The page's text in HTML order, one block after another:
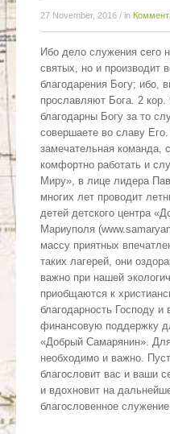
27 November, 2016 / in
Ибо дело служения сего
святых, но и производит
благодарения Богу; ибо,
прославляют Бога. 2
благодарны Богу за то
совершаете во славу
замечательная команда,
комфортно работать и
Миру», в лице лидера
многих лет проводит
детей детского центра
Мариуполя
массу приятных
таких лагерей, они
важно при нашей
приобщаются к
благодарность Господу
финансовую поддержку
«Добрый Самарянин».
необходимо и важно.
благословит вас и ваши
и вдохновит на
благословенное